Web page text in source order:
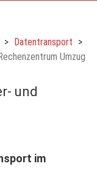
Datentransport
Umzug
und
im